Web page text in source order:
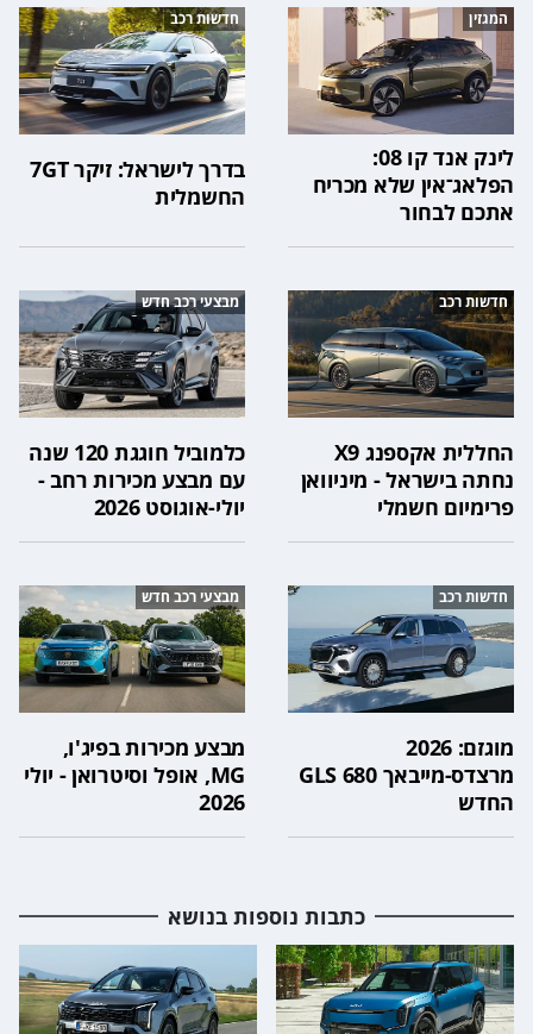
המגזין
לינק אנד קו 08:
הפלאג־אין שלא מכריח
אתכם לבחור
חדשות רכב
בדרך לישראל: זיקר 7GT
החשמלית
חדשות רכב
החללית אקספנג X9
נחתה בישראל - מיניוואן
פרימיום חשמלי
מבצעי רכב חדש
כלמוביל חוגגת 120 שנה
עם מבצע מכירות רחב -
יולי-אוגוסט 2026
חדשות רכב
מוגזם: 2026
מרצדס-מייבאך GLS 680
החדש
מבצעי רכב חדש
מבצע מכירות בפיג'ו,
MG, אופל וסיטרואן - יולי
2026
כתבות נוספות בנושא